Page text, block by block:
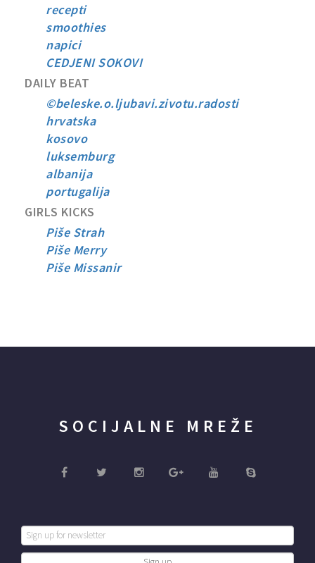
recepti
smoothies
napici
CEDJENI SOKOVI
DAILY BEAT
©beleske.o.ljubavi.zivotu.radosti
hrvatska
kosovo
luksemburg
albanija
portugalija
GIRLS KICKS
Piše Strah
Piše Merry
Piše Missanir
SOCIJALNE MREŽE